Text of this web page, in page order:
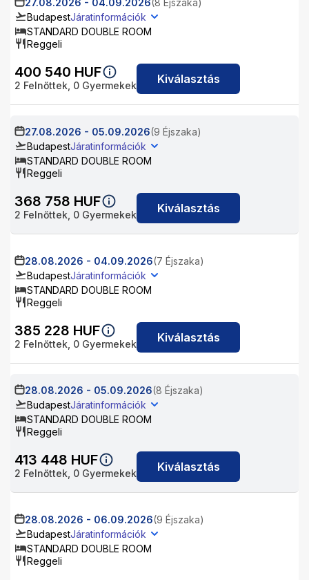
27.08.2026 - 04.09.2026(8 Éjszaka)
BudapestJáratinformációk
STANDARD DOUBLE ROOM
Reggeli
400 540 HUF
2 Felnőttek, 0 Gyermekek Kiválasztás
27.08.2026 - 05.09.2026(9 Éjszaka)
BudapestJáratinformációk
STANDARD DOUBLE ROOM
Reggeli
368 758 HUF
2 Felnőttek, 0 Gyermekek Kiválasztás
28.08.2026 - 04.09.2026(7 Éjszaka)
BudapestJáratinformációk
STANDARD DOUBLE ROOM
Reggeli
385 228 HUF
2 Felnőttek, 0 Gyermekek Kiválasztás
28.08.2026 - 05.09.2026(8 Éjszaka)
BudapestJáratinformációk
STANDARD DOUBLE ROOM
Reggeli
413 448 HUF
2 Felnőttek, 0 Gyermekek Kiválasztás
28.08.2026 - 06.09.2026(9 Éjszaka)
BudapestJáratinformációk
STANDARD DOUBLE ROOM
Reggeli